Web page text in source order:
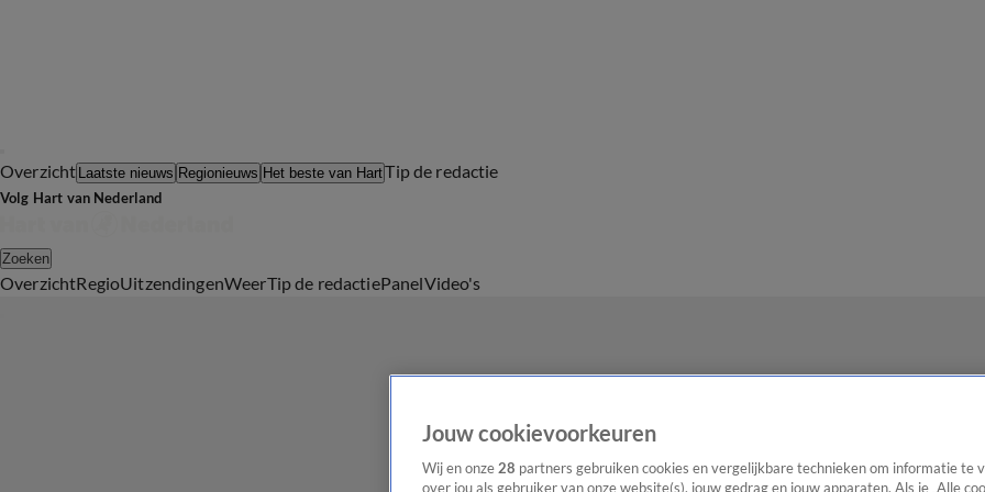
Overzicht Laatste nieuws Regionieuws Het beste van HartTip de redactie
Volg Hart van Nederland
Zoeken
OverzichtRegioUitzendingenWeerTip de redactiePanelVideo's
Jouw cookievoorkeuren
Wij en onze 28 partners gebruiken cookies en vergelijkbare technieken om informatie te
over jou als gebruiker van onze website(s), jouw gedrag en jouw apparaten. Als je „Alle